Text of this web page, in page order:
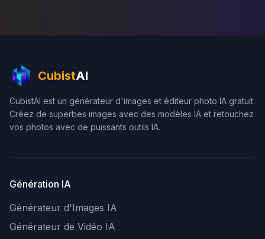
CubistAI
CubistAI est un générateur d'images et éditeur photo IA gratuit.
Créez de superbes images avec des modèles IA et retouchez
vos photos avec de puissants outils IA.
Génération IA
Générateur d'Images IA
Générateur de Vidéo IA